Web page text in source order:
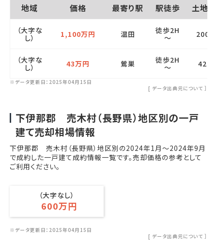
地域 価格 最寄り駅 駅徒歩 土地
（大字な
し）
1,100万円 温田
徒歩2H
～
2000
（大字な
し）
43万円 鶯巣
徒歩2H
～
420
※データ更新日：2025年04月15日
[ データ出典元について ］
下伊那郡 売木村（長野県）地区別の一戸
建て売却相場情報
下伊那郡 売木村（長野県）地区別の2024年1月～2024年9月
で成約した一戸建て成約情報一覧です。売却価格の参考として
ご利用ください。
（大字なし）
600万円
※データ更新日：2025年04月15日
[ データ出典元について ］